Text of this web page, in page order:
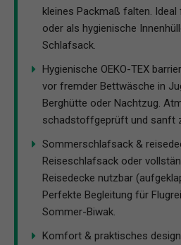
kleines Packmaß falten.
oder als hygienische
Schlafsack.
Hygienische OEKO-TEX
vor fremder Bettwäsche in
Berghütte oder Nachtzug.
schadstoffgeprüft und sanft
Sommerschlafsack &
Reiseschlafsack oder
Reisedecke nutzbar
Perfekte Begleitung für
Sommer-Biwak.
Komfort & praktisches